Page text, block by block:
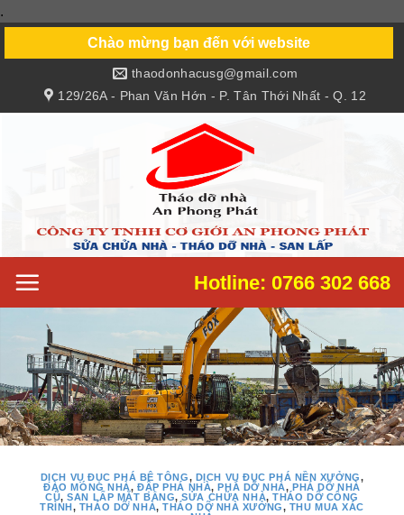
.
content
Chào mừng bạn đến với website
129/26A - Phan Văn Hớn - P. Tân Thới Nhất - Q. 12
thaodonhacusg@gmail.com
Hotline: 0766 302 668
DỊCH VỤ ĐỤC PHÁ BÊ TÔNG DỊCH VỤ ĐỤC PHÁ NỀN XƯỞNG
ĐÀO MÓNG NHÀ
,ĐẬP PHÁ NHÀ ,PHÁ DỠ NHÀ ,PHÁ DỠ NHÀ
CŨ ,SAN LẤP MẶT BẰNG ,SỬA CHỮA NHÀ ,THÁO DỠ CÔNG
TRÌNH
THÁO DỠ NHÀ ,THÁO DỠ NHÀ XƯỞNG
THU MUA XÁC